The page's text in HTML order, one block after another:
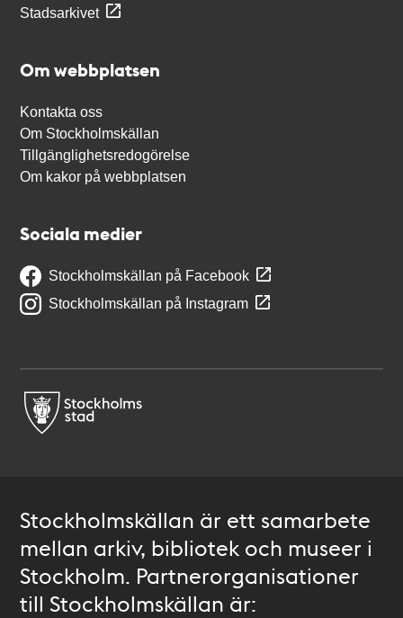
Stadsarkivet
Om webbplatsen
Kontakta oss
Om Stockholmskällan
Tillgänglighetsredogörelse
Om kakor på webbplatsen
Sociala medier
Stockholmskällan på Facebook
Stockholmskällan på Instagram
Stockholmskällan är ett samarbete
mellan arkiv, bibliotek och museer i
Stockholm. Partnerorganisationer
till Stockholmskällan är: